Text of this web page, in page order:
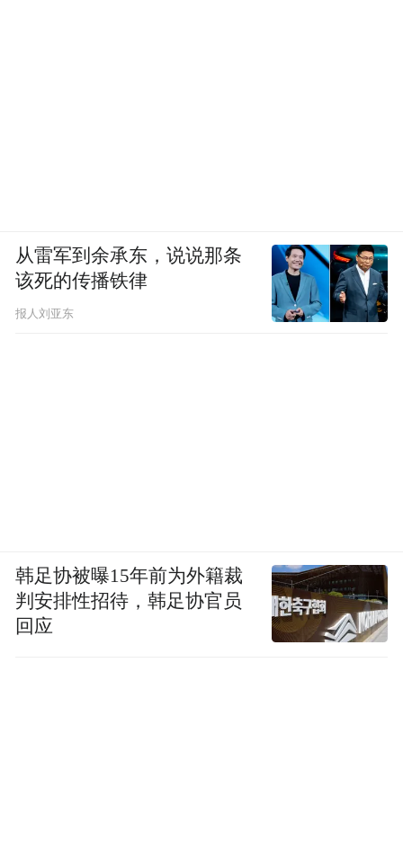
从雷军到余承东，说说那条
该死的传播铁律
报人刘亚东
韩足协被曝15年前为外籍裁
判安排性招待，韩足协官员
回应